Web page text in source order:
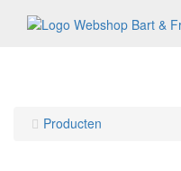
Producten